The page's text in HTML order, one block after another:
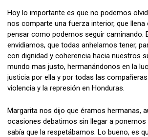
Hoy lo importante es que no podemos
nos comparte una fuerza interior, que llena
pensar como podemos seguir caminando.
envidiamos, que todas anhelamos tener,
con dignidad y coherencia hacia nuestros
mundo mas justo, hermanándonos en la
justicia por ella y por todas las
violencia y la represión en Honduras.
Margarita nos dijo que éramos hermanas,
ocasiones debatimos sin llegar a ponernos
sabía que la respetábamos. Lo bueno, es